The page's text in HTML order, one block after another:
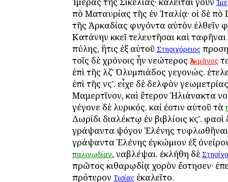
ἀπὸ Ματαυρίας τῆς ἐν Ἰταλίᾳ· οἱ δὲ
τῆς Ἀρκαδίας φυγόντα αὐτὸν ἐλθεῖν
Κατάνην κἀκεῖ τελευτῆσαι καὶ
πύλης, ἥτις ἐξ αὐτοῦ Στησιχόρειος
τοῖς δὲ χρόνοις ἦν νεώτερος Ἀλκμᾶνος
ἐπὶ τῆς λζʹ Ὀλυμπιάδος γεγονώς.
ἐπὶ τῆς νϛʹ. εἶχε δὲ ἀδελφὸν
Μαμερτῖνον, καὶ ἕτερον Ἡλιάνακτα
γέγονε δὲ λυρικός. καί ἐστιν αὐτοῦ τὰ
Δωρίδι διαλέκτῳ ἐν βιβλίοις κϛʹ.
γράψαντα ψόγον Ἑλένης
γράψαντα Ἑλένης ἐγκώμιον ἐξ
παλινῳδίαν, ἀναβλέψαι. ἐκλήθη δὲ
πρῶτος κιθαρῳδίᾳ χορὸν ἔστησεν·
πρότερον Τισίας ἐκαλεῖτο.